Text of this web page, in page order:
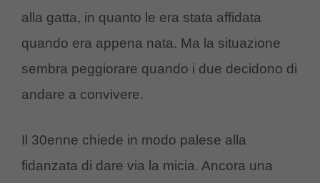
alla gatta, in quanto le era stata affidata
quando era appena nata. Ma la situazione
sembra peggiorare quando i due decidono di
andare a convivere.
Il 30enne chiede in modo palese alla
fidanzata di dare via la micia. Ancora una